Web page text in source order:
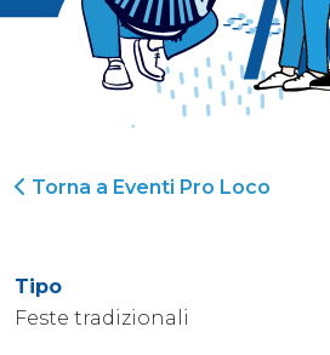
Torna a Eventi Pro Loco
Tipo
Feste tradizionali